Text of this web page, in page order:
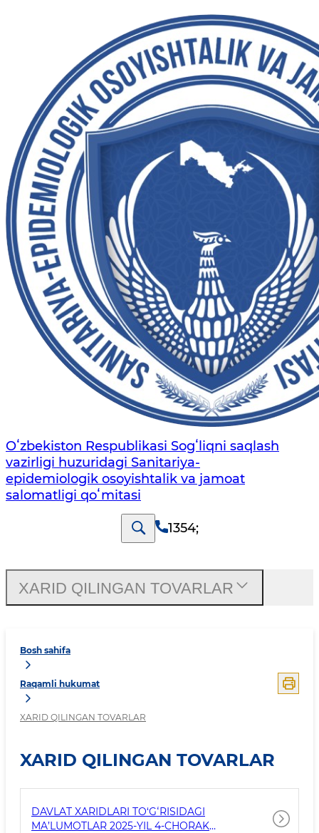
Oʻzbekiston Respublikasi Sogʻliqni saqlash
vazirligi huzuridagi Sanitariya-
epidemiologik osoyishtalik va jamoat
salomatligi qoʻmitasi
1354;
Bosh sahifa
Raqamli hukumat
XARID QILINGAN TOVARLAR
XARID QILINGAN TOVARLAR
DAVLAT XARIDLARI TO‘GʻRISIDAGI
MA’LUMOTLAR 2025-YIL 4-CHORAK
XARID QILINGAN TOVARLAR